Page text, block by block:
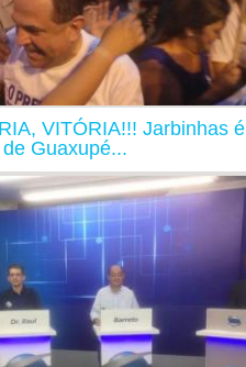
VITÓRIA!!! Jarbinhas é
Guaxupé...